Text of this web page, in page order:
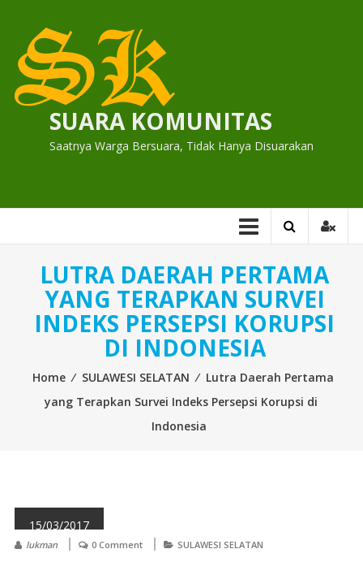
content
SUARA KOMUNITAS
Saatnya Warga Bersuara, Tidak Hanya Disuarakan
LUTRA DAERAH PERTAMA
YANG TERAPKAN SURVEI
INDEKS PERSEPSI KORUPSI
DI INDONESIA
Home ⁄ SULAWESI SELATAN ⁄ Lutra Daerah Pertama
yang Terapkan Survei Indeks Persepsi Korupsi di
Indonesia
15/03/2017
lukman 0 Comment SULAWESI SELATAN